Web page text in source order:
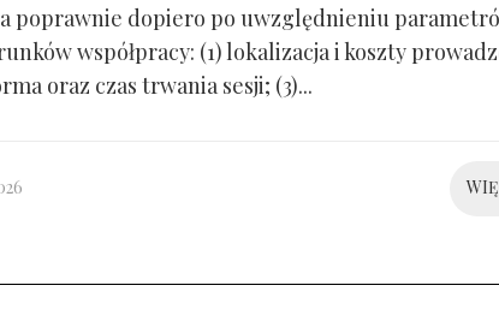
poprawnie dopiero po uwzględnieniu
współpracy: (1) lokalizacja i koszty
oraz czas trwania sesji; (3)...